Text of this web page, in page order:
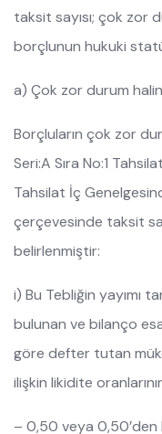
taksit sayısı; çok zor
borçlunun hukuki
a) Çok zor durum
Borçluların çok zor
Seri:A Sıra No:1
Tahsilat İç
çerçevesinde taksit
belirlenmiştir:
i) Bu Tebliğin yayımı
bulunan ve bilanço
göre defter tutan
ilişkin likidite
– 0,50 veya